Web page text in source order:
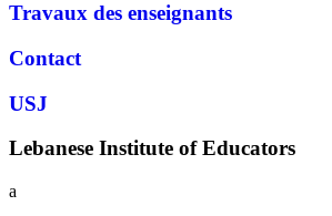
Travaux des enseignants
Contact
USJ
Lebanese Institute of Educators
a